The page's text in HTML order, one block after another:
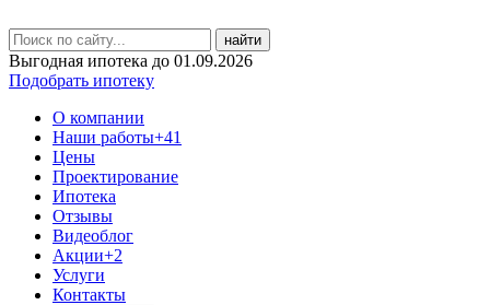
найти
Выгодная ипотека до 01.09.2026
Подобрать ипотеку
О компании
Наши работы+41
Цены
Проектирование
Ипотека
Отзывы
Видеоблог
Акции+2
Услуги
Контакты